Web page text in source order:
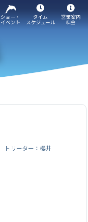
ショー・
イベント
タイム
スケジュール
営業案内
料金
トリーター：櫻井